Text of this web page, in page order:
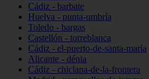
Cádiz - barbate
Huelva - punta-umbría
Toledo - bargas
Castellón - torreblanca
Cádiz - el-puerto-de-santa-maría
Alicante - dénia
Cádiz - chiclana-de-la-frontera